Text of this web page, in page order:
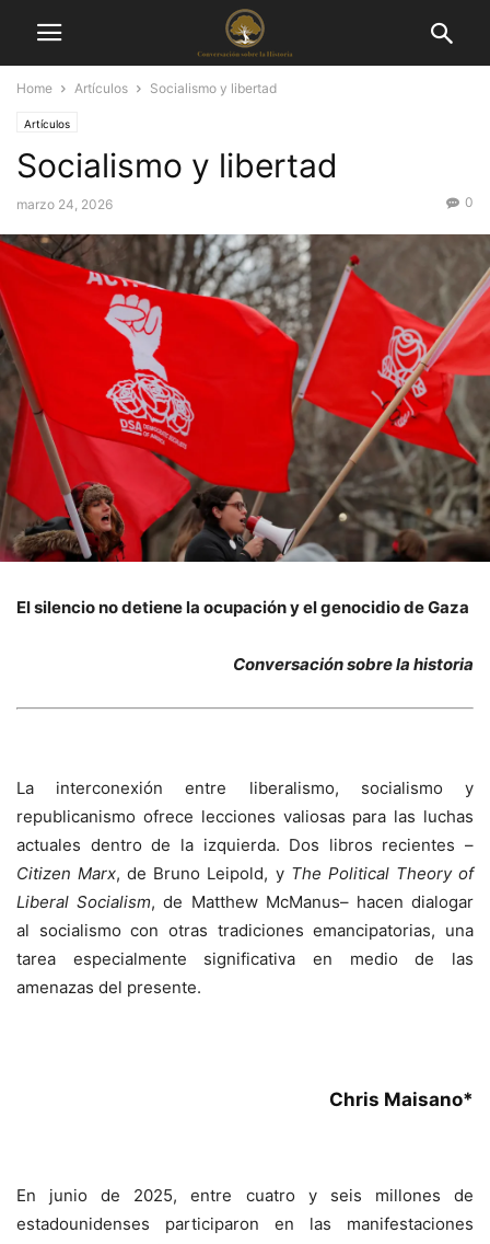
Home Artículos Socialismo y libertad
Artículos
Socialismo y libertad
marzo 24, 2026 0
El silencio no detiene la ocupación y el genocidio de Gaza
Conversación sobre la historia
La interconexión entre liberalismo, socialismo y
republicanismo ofrece lecciones valiosas para las luchas
actuales dentro de la izquierda. Dos libros recientes –
Citizen Marx, de Bruno Leipold, y The Political Theory of
Liberal Socialism, de Matthew McManus– hacen dialogar
al socialismo con otras tradiciones emancipatorias, una
tarea especialmente significativa en medio de las
amenazas del presente.
Chris Maisano*
En junio de 2025, entre cuatro y seis millones de
estadounidenses participaron en las manifestaciones